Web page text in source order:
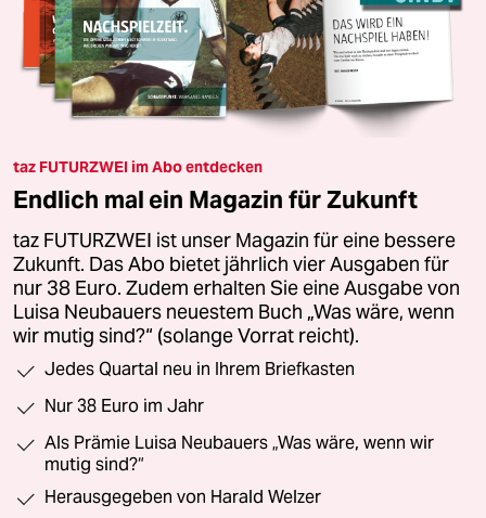
taz FUTURZWEI im Abo entdecken
Endlich mal ein Magazin für Zukunft
taz FUTURZWEI ist unser Magazin für eine bessere
Zukunft. Das Abo bietet jährlich vier Ausgaben für
nur 38 Euro. Zudem erhalten Sie eine Ausgabe von
Luisa Neubauers neuestem Buch „Was wäre, wenn
wir mutig sind?“ (solange Vorrat reicht).
Jedes Quartal neu in Ihrem Briefkasten
Nur 38 Euro im Jahr
Als Prämie Luisa Neubauers „Was wäre, wenn wir
mutig sind?“
Herausgegeben von Harald Welzer